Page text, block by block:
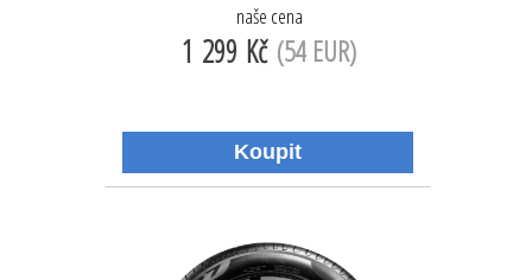
naše cena
1 299 Kč (54 EUR)